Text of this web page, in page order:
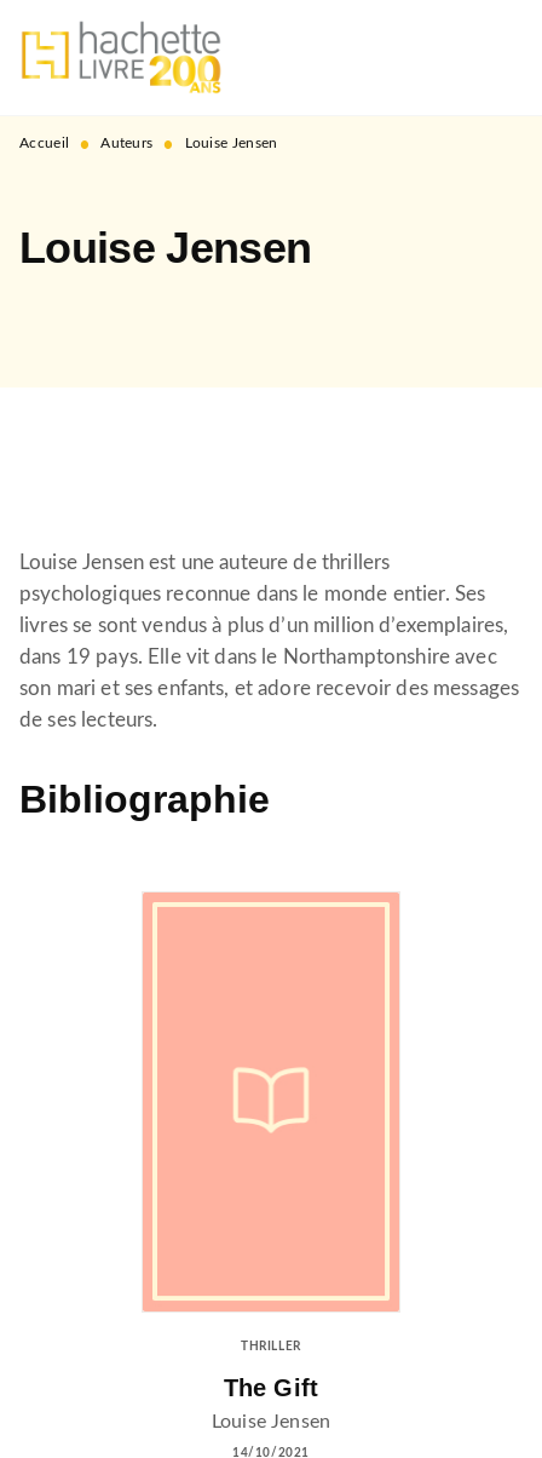
MENU RECHERCHE
PIED DE PAGE
Accueil • Auteurs • Louise Jensen
Louise Jensen
Louise Jensen est une auteure de thrillers
psychologiques reconnue dans le monde entier. Ses
livres se sont vendus à plus d’un million d’exemplaires,
dans 19 pays. Elle vit dans le Northamptonshire avec
son mari et ses enfants, et adore recevoir des messages
de ses lecteurs.
Bibliographie
THRILLER
The Gift
Louise Jensen
14/10/2021